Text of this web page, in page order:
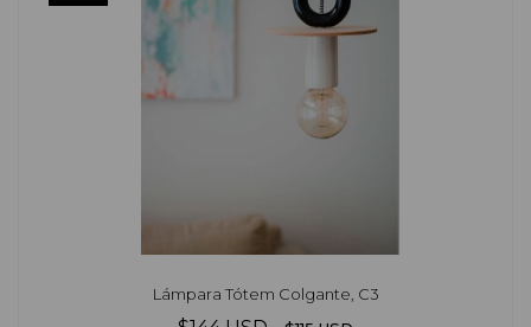
Lámpara Tótem Colgante, C3